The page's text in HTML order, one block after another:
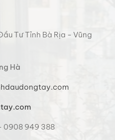
Tư Tỉnh Bà Rịa - Vũng
Hà
0908 949 388